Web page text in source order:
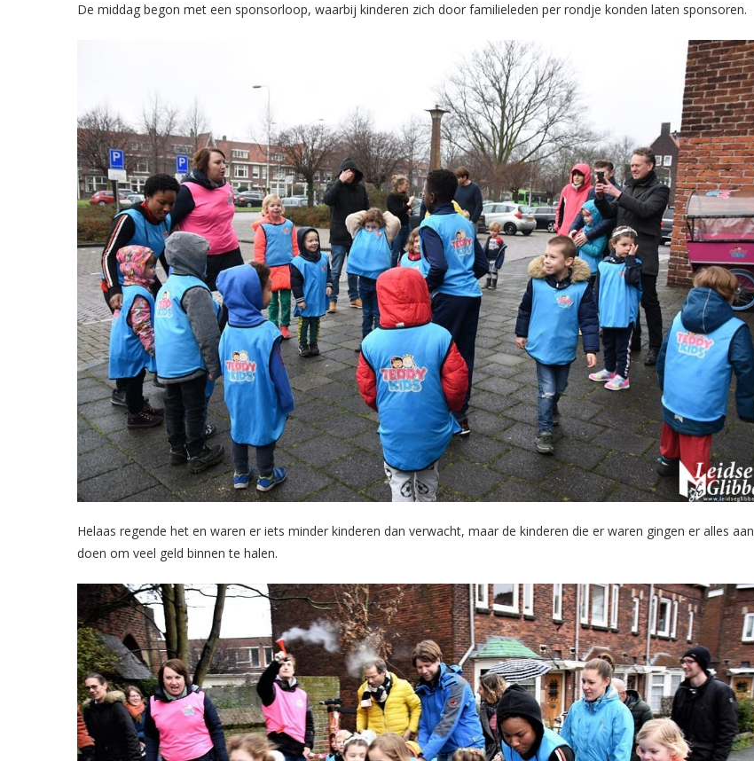
De middag begon met een sponsorloop, waarbij kinderen zich door familieleden per rondje konden laten sponsoren.
Helaas regende het en waren er iets minder kinderen dan verwacht, maar de kinderen die er waren gingen er alles aan
doen om veel geld binnen te halen.